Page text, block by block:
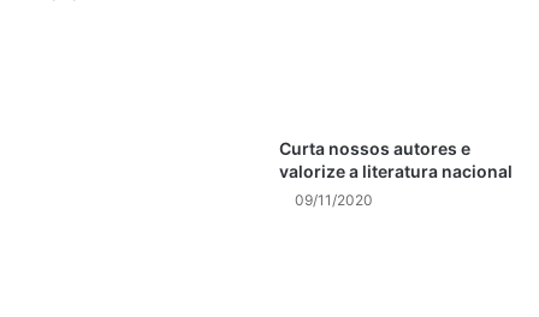
enorme. E não apenas enorme, a colônia está exibindo
Curta nossos autores e
valorize a literatura nacional
09/11/2020